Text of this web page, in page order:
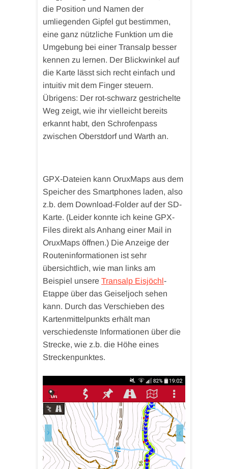
die Position und Namen der
umliegenden Gipfel gut bestimmen,
eine ganz nützliche Funktion um die
Umgebung bei einer Transalp besser
kennen zu lernen. Der Blickwinkel auf
die Karte lässt sich recht einfach und
intuitiv mit dem Finger steuern.
Übrigens: Der rot-schwarz gestrichelte
Weg zeigt, wie ihr vielleicht bereits
erkannt habt, den Schrofenpass
zwischen Oberstdorf und Warth an.
GPX-Dateien kann OruxMaps aus dem
Speicher des Smartphones laden, also
z.b. dem Download-Folder auf der SD-
Karte. (Leider konnte ich keine GPX-
Files direkt als Anhang einer Mail in
OruxMaps öffnen.) Die Anzeige der
Routeninformationen ist sehr
übersichtlich, wie man links am
Beispiel unsere Transalp Eisjöchl-
Etappe über das Geiseljoch sehen
kann. Durch das Verschieben des
Kartenmittelpunkts erhält man
verschiedenste Informationen über die
Strecke, wie z.b. die Höhe eines
Streckenpunktes.